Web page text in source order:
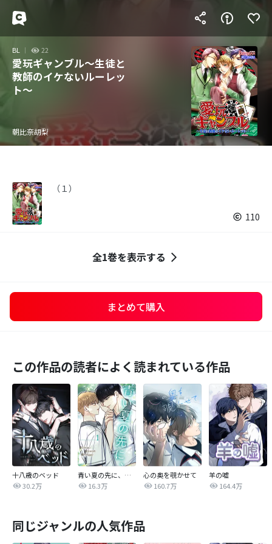
BL 22
愛玩ギャンブル～生徒と
教師のイケないルーレッ
ト～
朝比奈胡梨
（１）
110
全1巻を表示する
まとめて購入
この作品の読者によく読まれている作品
十八歳のベッド
30.2万
青い夏の先に、【完全版】
16.3万
心の奥を覗かせて
160.7万
羊の嘘
164.4万
同じジャンルの人気作品